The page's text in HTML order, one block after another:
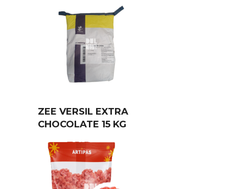
ZEE VERSIL EXTRA
CHOCOLATE 15 KG